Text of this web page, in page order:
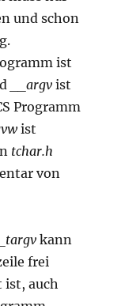
und schon
ist
__argvist
Programm
ist
tchar.h
von
kann
frei
ist, auch